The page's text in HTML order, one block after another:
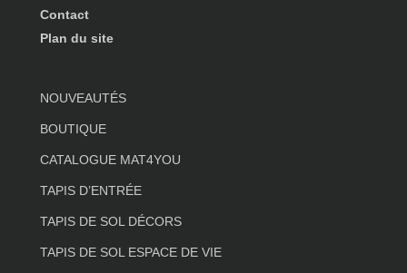
Contact
Plan du site
NOUVEAUTÉS
BOUTIQUE
CATALOGUE MAT4YOU
TAPIS D’ENTRÉE
TAPIS DE SOL DÉCORS
TAPIS DE SOL ESPACE DE VIE